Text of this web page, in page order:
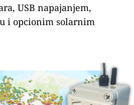
USB napajanjem,
i opcionim solarnim